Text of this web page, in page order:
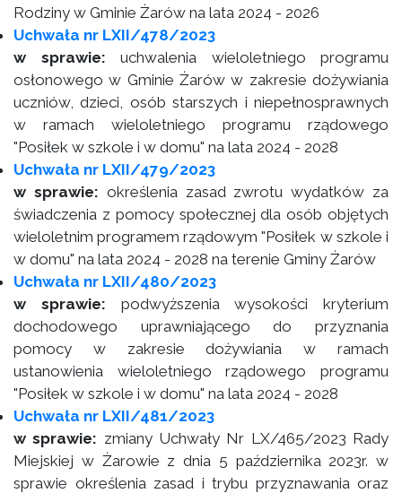
Rodziny w Gminie Żarów na lata 2024 - 2026
Uchwała nr LXII/478/2023
w sprawie: uchwalenia wieloletniego programu
osłonowego w Gminie Żarów w zakresie dożywiania
uczniów, dzieci, osób starszych i niepełnosprawnych
w ramach wieloletniego programu rządowego
"Posiłek w szkole i w domu" na lata 2024 - 2028
Uchwała nr LXII/479/2023
w sprawie: określenia zasad zwrotu wydatków za
świadczenia z pomocy społecznej dla osób objętych
wieloletnim programem rządowym "Posiłek w szkole i
w domu" na lata 2024 - 2028 na terenie Gminy Żarów
Uchwała nr LXII/480/2023
w sprawie: podwyższenia wysokości kryterium
dochodowego uprawniającego do przyznania
pomocy w zakresie dożywiania w ramach
ustanowienia wieloletniego rządowego programu
"Posiłek w szkole i w domu" na lata 2024 - 2028
Uchwała nr LXII/481/2023
w sprawie: zmiany Uchwały Nr LX/465/2023 Rady
Miejskiej w Żarowie z dnia 5 października 2023r. w
sprawie określenia zasad i trybu przyznawania oraz